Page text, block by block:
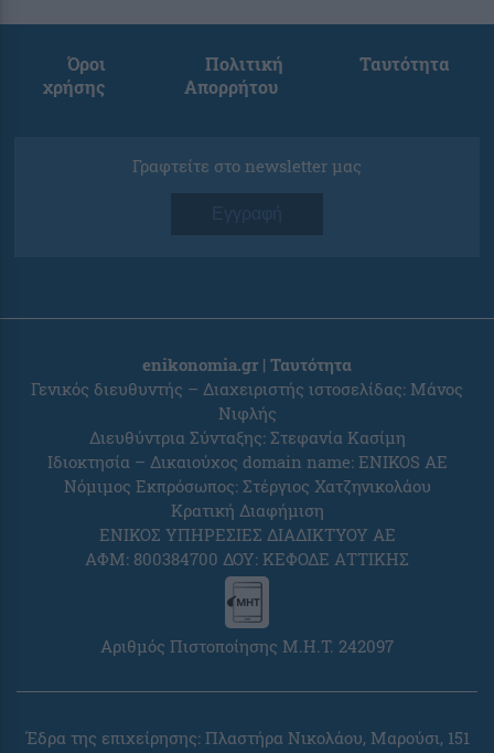
Όροι
χρήσης
Πολιτική
Απορρήτου
Ταυτότητα
Γραφτείτε στο newsletter μας
Εγγραφή
enikonomia.gr | Ταυτότητα
Γενικός διευθυντής – Διαχειριστής ιστοσελίδας: Μάνος
Νιφλής
Διευθύντρια Σύνταξης: Στεφανία Κασίμη
Ιδιοκτησία – Δικαιούχος domain name: ENIKOS AE
Νόμιμος Εκπρόσωπος: Στέργιος Χατζηνικολάου
Κρατική Διαφήμιση
ΕΝΙΚΟΣ ΥΠΗΡΕΣΙΕΣ ΔΙΑΔΙΚΤΥΟΥ ΑΕ
ΑΦΜ: 800384700 ΔΟΥ: ΚΕΦΟΔΕ ΑΤΤΙΚΗΣ
Αριθμός Πιστοποίησης Μ.Η.Τ. 242097
Έδρα της επιχείρησης: Πλαστήρα Νικολάου, Μαρούσι, 151